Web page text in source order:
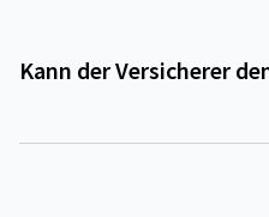
Kann der Versicherer